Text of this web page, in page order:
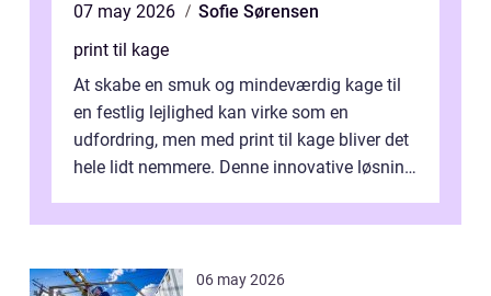
07 may 2026
Sofie Sørensen
print til kage
At skabe en smuk og mindeværdig kage til
en festlig lejlighed kan virke som en
udfordring, men med print til kage bliver det
hele lidt nemmere. Denne innovative løsning
06 may 2026